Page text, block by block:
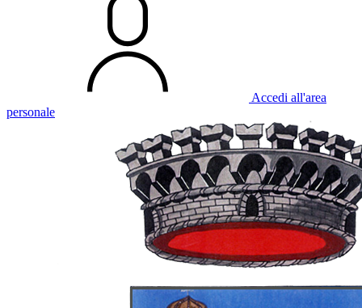
Accedi all'area
personale